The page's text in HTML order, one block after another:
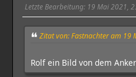
Letzte Bearbeitung: 19 Mai 2021,
Zitat von: Fastnachter am 19
Rolf ein Bild von dem